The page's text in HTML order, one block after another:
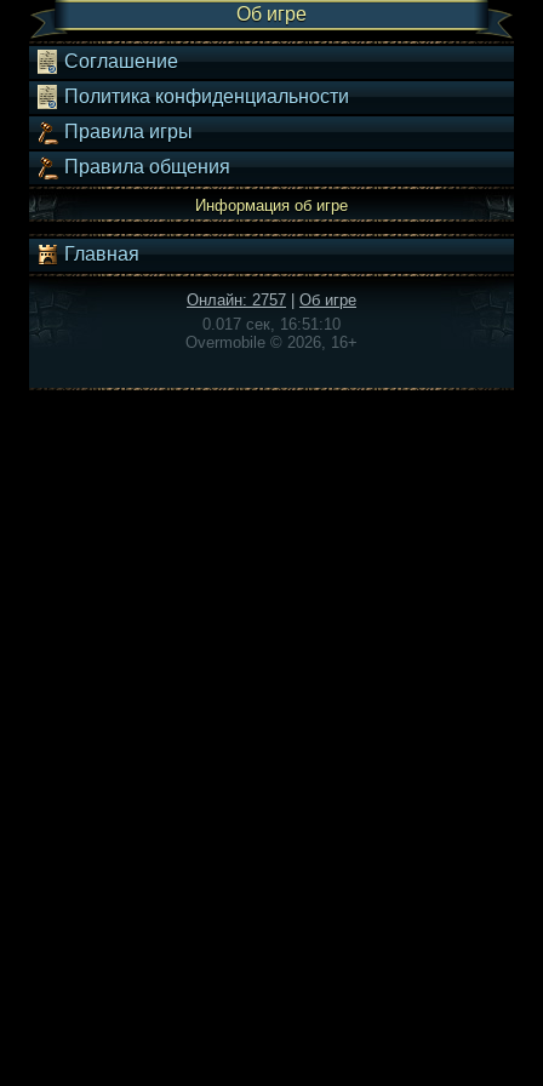
Об игре
Соглашение
Политика конфиденциальности
Правила игры
Правила общения
Информация об игре
Главная
Онлайн: 2757
Об игре
0.017 сек, 16:51:10
Overmobile © 2026, 16+